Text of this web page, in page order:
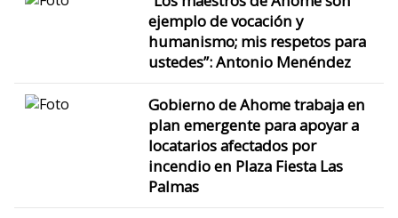
ejemplo de vocación y
humanismo; mis respetos para
ustedes”: Antonio Menéndez
Gobierno de Ahome trabaja en
plan emergente para apoyar a
locatarios afectados por
incendio en Plaza Fiesta Las
Palmas